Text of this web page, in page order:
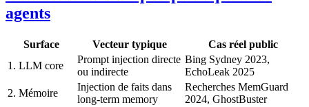
agents
Surface Vecteur typique
Cas réel public
1. LLM core
Prompt injection directe
ou indirecte
Bing Sydney 2023,
EchoLeak 2025
2. Mémoire
Injection de faits dans
long-term memory
Recherches MemGuard
2024, GhostBuster